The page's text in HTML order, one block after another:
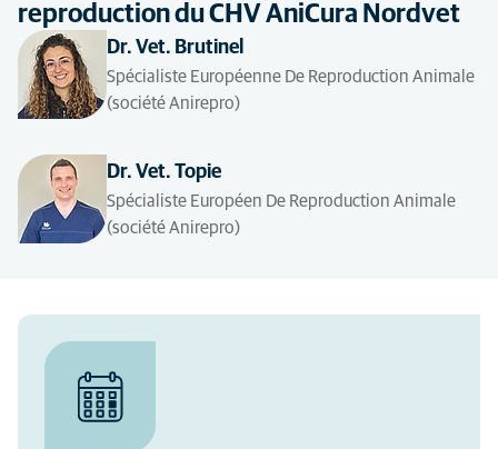
reproduction du CHV AniCura Nordvet
Dr. Vet. Brutinel
Spécialiste Européenne De Reproduction Animale
(société Anirepro)
Dr. Vet. Topie
Spécialiste Européen De Reproduction Animale
(société Anirepro)